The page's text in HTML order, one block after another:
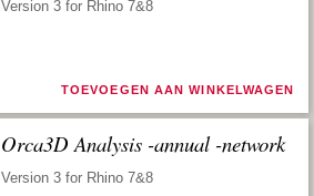
Version 3 for Rhino 7&8
TOEVOEGEN AAN WINKELWAGEN
Orca3D Analysis -annual -network
Version 3 for Rhino 7&8